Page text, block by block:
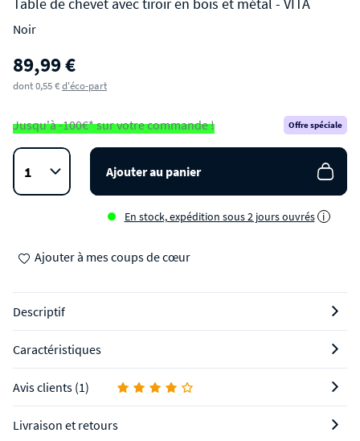
VITA
Table de chevet avec tiroir en bois et métal
Noir
89,99 €
dont 0,55 €d'éco-part
Jusqu'à -100€* sur votre commande ! Offre spéciale
Ajouter au panier
En stock, expédition sous 2 jours ouvrés i
Ajouter à mes coups de cœur
Descriptif
Caractéristiques
Avis clients (1)
Livraison et retours